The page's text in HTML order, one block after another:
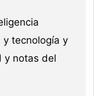
tecnología y
y notas del